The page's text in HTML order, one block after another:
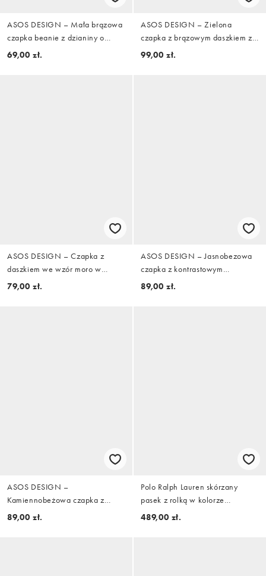
ASOS DESIGN – Mała brązowa
czapka beanie z dzianiny o
splocie angielskim
69,00 zł.
ASOS DESIGN – Zielona
czapka z brązowym daszkiem z
imitacji zamszu i grafiką
99,00 zł.
ASOS DESIGN – Czapka z
daszkiem we wzór moro w
kolorze khaki z efektem sprania
79,00 zł.
ASOS DESIGN – Jasnobezowa
czapka z kontrastowym
bordowym daszkiem z grafiką z
89,00 zł.
ASOS DESIGN –
Kamiennobeżowa czapka z
daszkiem i haftowanym
89,00 zł.
Polo Ralph Lauren skórzany
pasek z rolką w kolorze
brązowym
489,00 zł.